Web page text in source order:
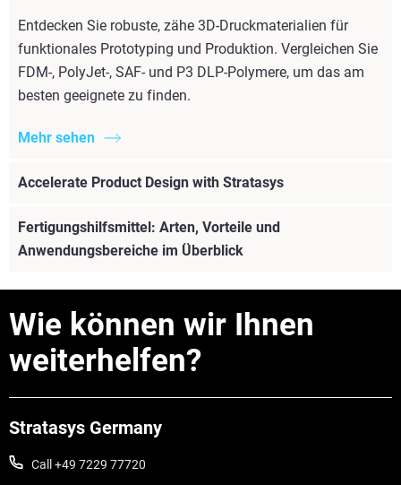
Entdecken Sie robuste, zähe 3D-Druckmaterialien für
funktionales Prototyping und Produktion. Vergleichen Sie
FDM-, PolyJet-, SAF- und P3 DLP-Polymere, um das am
besten geeignete zu finden.
Mehr sehen
Accelerate Product Design with Stratasys
Fertigungshilfsmittel: Arten, Vorteile und
Anwendungsbereiche im Überblick
Wie können wir Ihnen
weiterhelfen?
Stratasys Germany
Call +49 7229 77720